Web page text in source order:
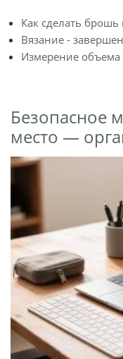
Как сделать
Вязание -
Измерение объема
Безопасное
место —